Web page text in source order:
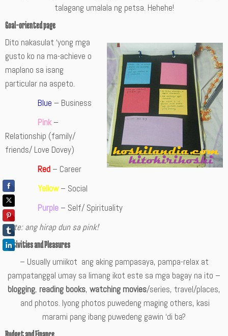
talagang umalala ng petsa. Hehehe!
Goal-oriented page
Dito nakasulat ‘yong mga
gusto ko na ma-achieve o
maplano sa isang
particular na aspeto.
Blue – Business
Pink–
Relationship (family/
friends/ Love Dovey)
Red – Career
Yellow– Social
Purple – Self/ Spirituality
Note: ang hirap dun sa pink!
Activities and Pleasures
– Usually umiikot ang aking pampasaya, pampa-relax at
pampatanggal umay sa limang ikot este sa mga bagay na ito –
blogging, reading books, watching movies/series, travel/places,
and photos. Iyong photos puwedeng maging others, kasi
marami pang ibang puwedeng gawin ‘di ba?